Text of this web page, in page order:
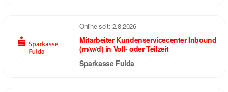
Online seit: 2.8.2026
Mitarbeiter Kundenservicecenter Inbound
(m/w/d) in Voll- oder Teilzeit
Sparkasse Fulda